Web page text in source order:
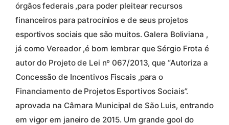
órgãos federais ,para poder pleitear recursos
financeiros para patrocínios e de seus projetos
esportivos sociais que são muitos. Galera Boliviana ,
já como Vereador ,é bom lembrar que Sérgio Frota é
autor do Projeto de Lei nº 067/2013, que “Autoriza a
Concessão de Incentivos Fiscais ,para o
Financiamento de Projetos Esportivos Sociais”.
aprovada na Câmara Municipal de São Luis, entrando
em vigor em janeiro de 2015. Um grande gool do